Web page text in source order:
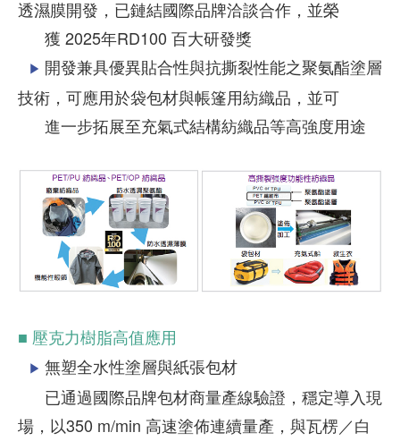
透濕膜開發，已鏈結國際品牌洽談合作，並榮
獲 2025年RD100 百大研發獎
▶ 開發兼具優異貼合性與抗撕裂性能之聚氨酯塗層
技術，可應用於袋包材與帳篷用紡織品，並可
進一步拓展至充氣式結構紡織品等高強度用途
■ 壓克力樹脂高值應用
▶ 無塑全水性塗層與紙張包材
已通過國際品牌包材商量產線驗證，穩定導入現
場，以350 m/min 高速塗佈連續量產，與瓦楞／白